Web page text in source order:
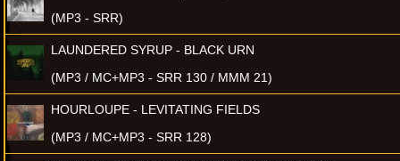
(MP3 - SRR)
LAUNDERED SYRUP - BLACK URN
(MP3 / MC+MP3 - SRR 130 / MMM 21)
HOURLOUPE - LEVITATING FIELDS
(MP3 / MC+MP3 - SRR 128)